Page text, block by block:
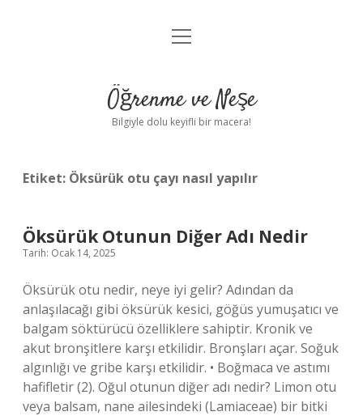
Anasayfa
Yasal Uyarı
menüyü
Öğrenme ve Neşe
Bilgiyle dolu keyifli bir macera!
Etiket: Öksürük otu çayı nasıl yapılır
Öksürük Otunun Diğer Adı Nedir
Tarih: Ocak 14, 2025
Öksürük otu nedir, neye iyi gelir? Adından da
anlaşılacağı gibi öksürük kesici, göğüs yumuşatıcı ve
balgam söktürücü özelliklere sahiptir. Kronik ve
akut bronşitlere karşı etkilidir. Bronşları açar. Soğuk
algınlığı ve gribe karşı etkilidir. • Boğmaca ve astımı
hafifletir (2). Oğul otunun diğer adı nedir? Limon otu
veya balsam, nane ailesindeki (Lamiaceae) bir bitki